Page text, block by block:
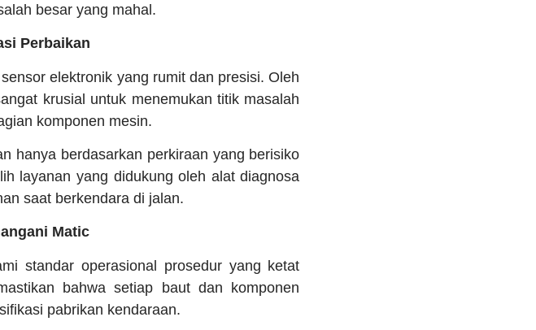
besar yang mahal.
Perbaikan
elektronik yang rumit dan presisi. Oleh
krusial untuk menemukan titik masalah
komponen mesin.
hanya berdasarkan perkiraan yang berisiko
layanan yang didukung oleh alat diagnosa
saat berkendara di jalan.
Matic
standar operasional prosedur yang ketat
bahwa setiap baut dan komponen
pabrikan kendaraan.